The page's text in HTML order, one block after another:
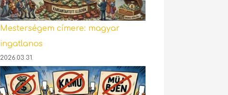
Mesterségem címere: magyar
ingatlanos
2026.03.31.